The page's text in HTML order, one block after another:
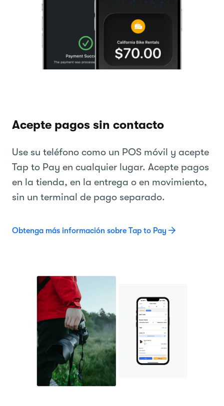
Acepte pagos sin contacto
Use su teléfono como un POS móvil y acepte
Tap to Pay en cualquier lugar. Acepte pagos
en la tienda, en la entrega o en movimiento,
sin un terminal de pago separado.
Obtenga más información sobre Tap to Pay